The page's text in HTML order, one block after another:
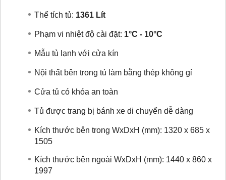
Thể tích tủ: 1361 Lít
Phạm vi nhiệt độ cài đặt: 1°C - 10°C
Mẫu tủ lạnh với cửa kín
Nội thất bên trong tủ làm bằng thép không gỉ
Cửa tủ có khóa an toàn
Tủ được trang bị bánh xe di chuyển dễ dàng
Kích thước bên trong WxDxH (mm): 1320 x 685 x
1505
Kích thước bên ngoài WxDxH (mm): 1440 x 860 x
1997